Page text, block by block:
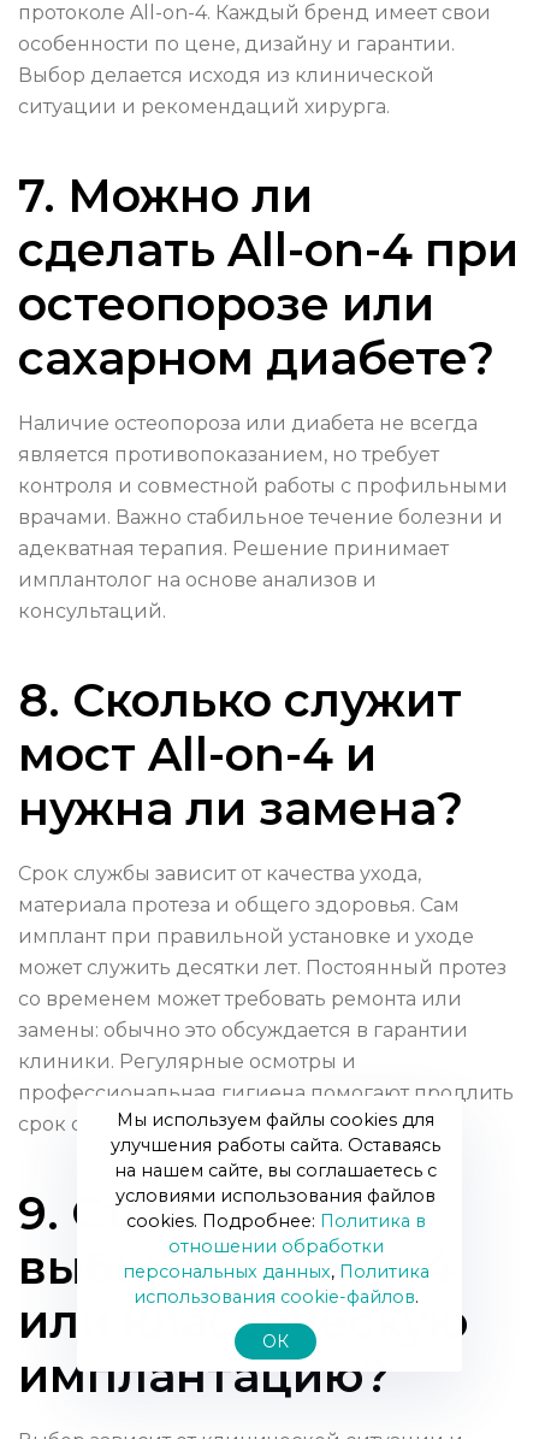
протоколе All-on-4. Каждый бренд имеет свои
особенности по цене, дизайну и гарантии.
Выбор делается исходя из клинической
ситуации и рекомендаций хирурга.
7. Можно ли
сделать All-on-4 при
остеопорозе или
сахарном диабете?
Наличие остеопороза или диабета не всегда
является противопоказанием, но требует
контроля и совместной работы с профильными
врачами. Важно стабильное течение болезни и
адекватная терапия. Решение принимает
имплантолог на основе анализов и
консультаций.
8. Сколько служит
мост All-on-4 и
нужна ли замена?
Срок службы зависит от качества ухода,
материала протеза и общего здоровья. Сам
имплант при правильной установке и уходе
может служить десятки лет. Постоянный протез
со временем может требовать ремонта или
замены: обычно это обсуждается в гарантии
клиники. Регулярные осмотры и
профессиональная гигиена помогают продлить
срок службы.
9. Стоит ли
выбирать All-on-4
или классическую
имплантацию?
Мы используем файлы cookies для
улучшения работы сайта. Оставаясь
на нашем сайте, вы соглашаетесь с
условиями использования файлов
cookies. Подробнее: Политика в
отношении обработки
персональных данных, Политика
использования сookie-файлов.
ОК